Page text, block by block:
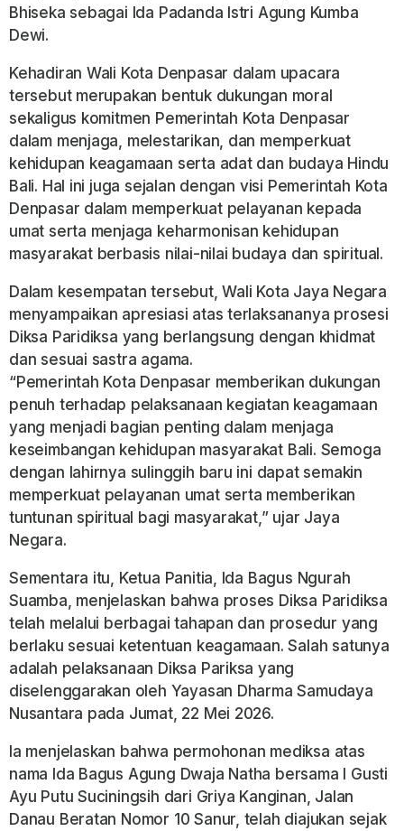
Bhiseka sebagai Ida Padanda Istri Agung Kumba
Dewi.
Kehadiran Wali Kota Denpasar dalam upacara
tersebut merupakan bentuk dukungan moral
sekaligus komitmen Pemerintah Kota Denpasar
dalam menjaga, melestarikan, dan memperkuat
kehidupan keagamaan serta adat dan budaya Hindu
Bali. Hal ini juga sejalan dengan visi Pemerintah Kota
Denpasar dalam memperkuat pelayanan kepada
umat serta menjaga keharmonisan kehidupan
masyarakat berbasis nilai-nilai budaya dan spiritual.
Dalam kesempatan tersebut, Wali Kota Jaya Negara
menyampaikan apresiasi atas terlaksananya prosesi
Diksa Paridiksa yang berlangsung dengan khidmat
dan sesuai sastra agama.
“Pemerintah Kota Denpasar memberikan dukungan
penuh terhadap pelaksanaan kegiatan keagamaan
yang menjadi bagian penting dalam menjaga
keseimbangan kehidupan masyarakat Bali. Semoga
dengan lahirnya sulinggih baru ini dapat semakin
memperkuat pelayanan umat serta memberikan
tuntunan spiritual bagi masyarakat,” ujar Jaya
Negara.
Sementara itu, Ketua Panitia, Ida Bagus Ngurah
Suamba, menjelaskan bahwa proses Diksa Paridiksa
telah melalui berbagai tahapan dan prosedur yang
berlaku sesuai ketentuan keagamaan. Salah satunya
adalah pelaksanaan Diksa Pariksa yang
diselenggarakan oleh Yayasan Dharma Samudaya
Nusantara pada Jumat, 22 Mei 2026.
Ia menjelaskan bahwa permohonan mediksa atas
nama Ida Bagus Agung Dwaja Natha bersama I Gusti
Ayu Putu Suciningsih dari Griya Kanginan, Jalan
Danau Beratan Nomor 10 Sanur, telah diajukan sejak